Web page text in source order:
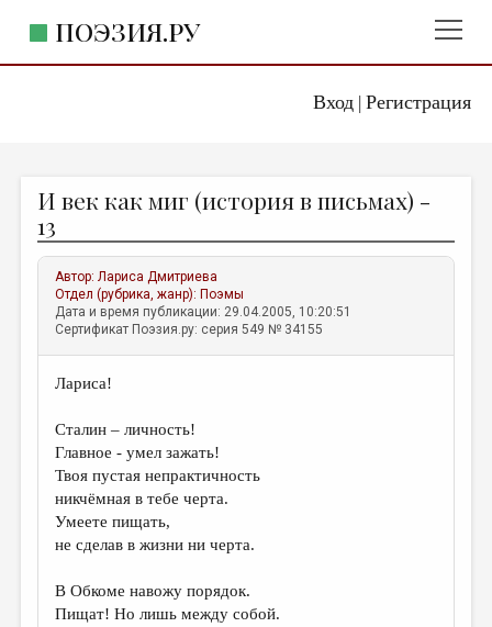
Вход| Регистрация
ПОЭЗИЯ.РУ
ЖАНРЫ
АВТОРЫ
КОММЕНТАРИИ
ЛИТСАЛОН
ОТДЕЛЫ И РУБРИКИ
ИЗБРАННОЕ
ДАЙДЖЕСТ
ПЕРЕВОДЫ
И век как миг (история в письмах) -
13
Автор:Лариса Дмитриева
Отдел (рубрика, жанр): Поэмы
Дата и время публикации: 29.04.2005, 10:20:51
Сертификат Поэзия.ру: серия 549 № 34155
Лариса!
Сталин – личность!
Главное - умел зажать!
Твоя пустая непрактичность
никчёмная в тебе черта.
Умеете пищать,
не сделав в жизни ни черта.
В Обкоме навожу порядок.
Пищат! Но лишь между собой.